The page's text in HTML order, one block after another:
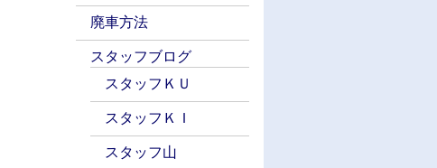
廃車方法
スタッフブログ
スタッフＫＵ
スタッフＫＩ
スタッフ山